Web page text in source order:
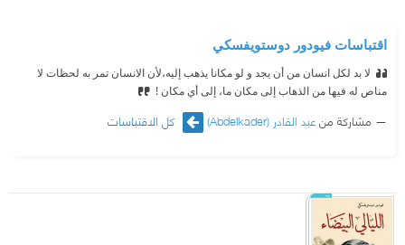
اقتباسات فيودور دوستويفسكي
لا بد لكل انسان من أن يجد و لو مكانا يذهب إليه،لأن الانسان تمر به لحظات لا
مناص له فيها من الذهاب إلى مكان ما، إلى أي مكان !
مشاركة منعبد القادر (Abdelkader) كل الاقتباسات